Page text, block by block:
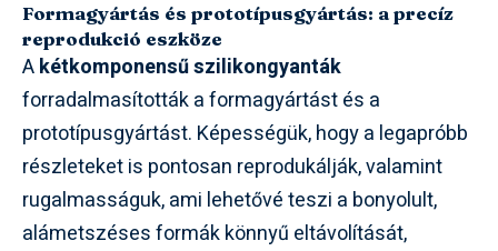
Formagyártás és prototípusgyártás: a precíz
reprodukció eszköze
Akétkomponensű szilikongyanták
forradalmasították a formagyártást és a
prototípusgyártást. Képességük, hogy a legapróbb
részleteket is pontosan reprodukálják, valamint
rugalmasságuk, ami lehetővé teszi a bonyolult,
alámetszéses formák könnyű eltávolítását,